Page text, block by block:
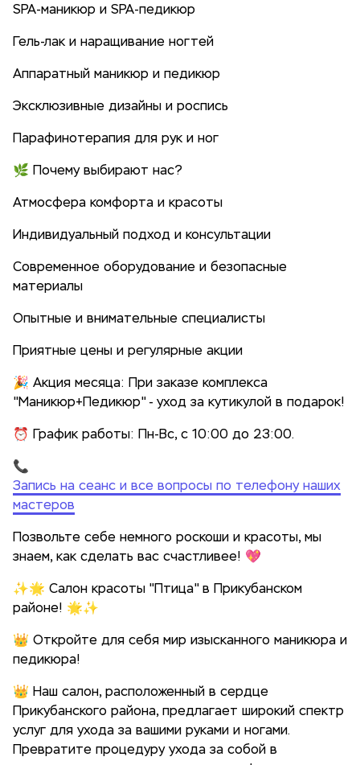
SPA-маникюр и SPA-педикюр
Гель-лак и наращивание ногтей
Аппаратный маникюр и педикюр
Эксклюзивные дизайны и роспись
Парафинотерапия для рук и ног
🌿 Почему выбирают нас?
Атмосфера комфорта и красоты
Индивидуальный подход и консультации
Современное оборудование и безопасные
материалы
Опытные и внимательные специалисты
Приятные цены и регулярные акции
🎉 Акция месяца: При заказе комплекса
"Маникюр+Педикюр" - уход за кутикулой в подарок!
⏰ График работы: Пн-Вс, с 10:00 до 23:00.
📞
Запись на сеанс и все вопросы по телефону наших
мастеров
Позвольте себе немного роскоши и красоты, мы
знаем, как сделать вас счастливее! 💖
✨🌟 Салон красоты "Птица" в Прикубанском
районе! 🌟✨
👑 Откройте для себя мир изысканного маникюра и
педикюра!
👑 Наш салон, расположенный в сердце
Прикубанского района, предлагает широкий спектр
услуг для ухода за вашими руками и ногами.
Превратите процедуру ухода за собой в